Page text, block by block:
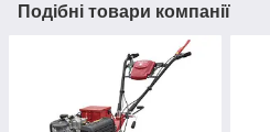
Подібні товари компанії